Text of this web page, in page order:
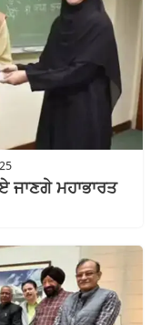
ਜਾਣਗੇ ਮਹਾਭਾਰਤ